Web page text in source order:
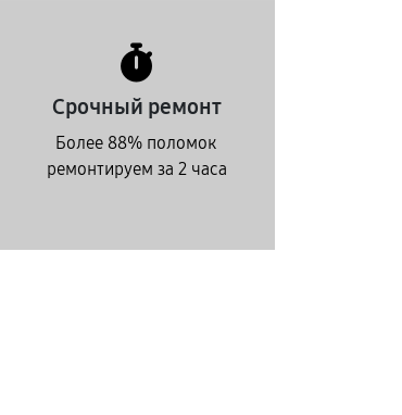
Срочный ремонт
Более 88% поломок
ремонтируем за 2 часа